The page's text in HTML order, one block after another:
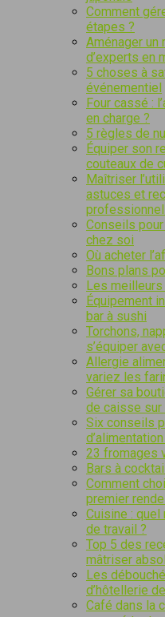
Comment
étapes ?
Aménager un
d’experts en
5 choses à
événementiel
Four cassé :
en charge ?
5 règles de
Équiper son
couteaux de
Maîtriser
astuces et
Conseils
chez soi
Où acheter
Bons plans
Les
Équipement
bar à sushi
Torchons,
s’équiper
Allergie
variez les
Gérer sa
de caisse sur
Six conseils
23 fromages
Bars à
Comment
premier
Cuisine : quel
de travail ?
Top 5 des
mâtriser
Les
d’hôtellerie
Café dans la